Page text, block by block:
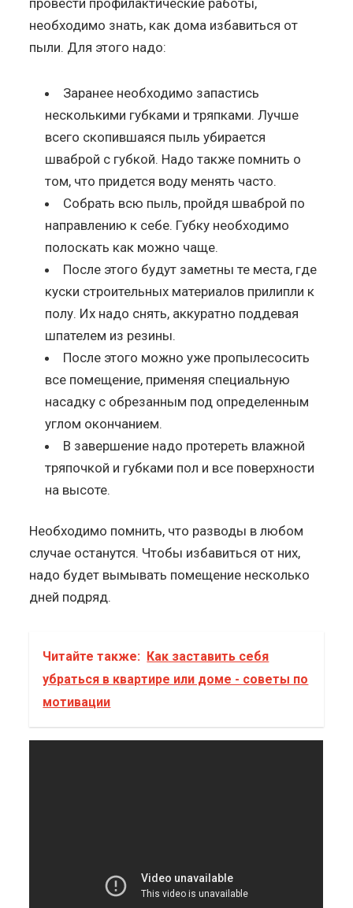
необходимо знать, как дома избавиться от
пыли. Для этого надо:
Заранее необходимо запастись
несколькими губками и тряпками. Лучше
всего скопившаяся пыль убирается
шваброй с губкой. Надо также помнить о
том, что придется воду менять часто.
Собрать всю пыль, пройдя шваброй по
направлению к себе. Губку необходимо
полоскать как можно чаще.
После этого будут заметны те места, где
куски строительных материалов прилипли к
полу. Их надо снять, аккуратно поддевая
шпателем из резины.
После этого можно уже пропылесосить
все помещение, применяя специальную
насадку с обрезанным под определенным
углом окончанием.
В завершение надо протереть влажной
тряпочкой и губками пол и все поверхности
на высоте.
Необходимо помнить, что разводы в любом
случае останутся. Чтобы избавиться от них,
надо будет вымывать помещение несколько
дней подряд.
Читайте также: Как заставить себя
убраться в квартире или доме - советы по
мотивации